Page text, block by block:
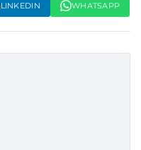
LINKEDIN WHATSAPP